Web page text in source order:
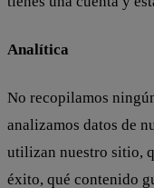
Analítica
No recopilamos
analizamos datos de
utilizan nuestro sitio,
éxito, qué contenido